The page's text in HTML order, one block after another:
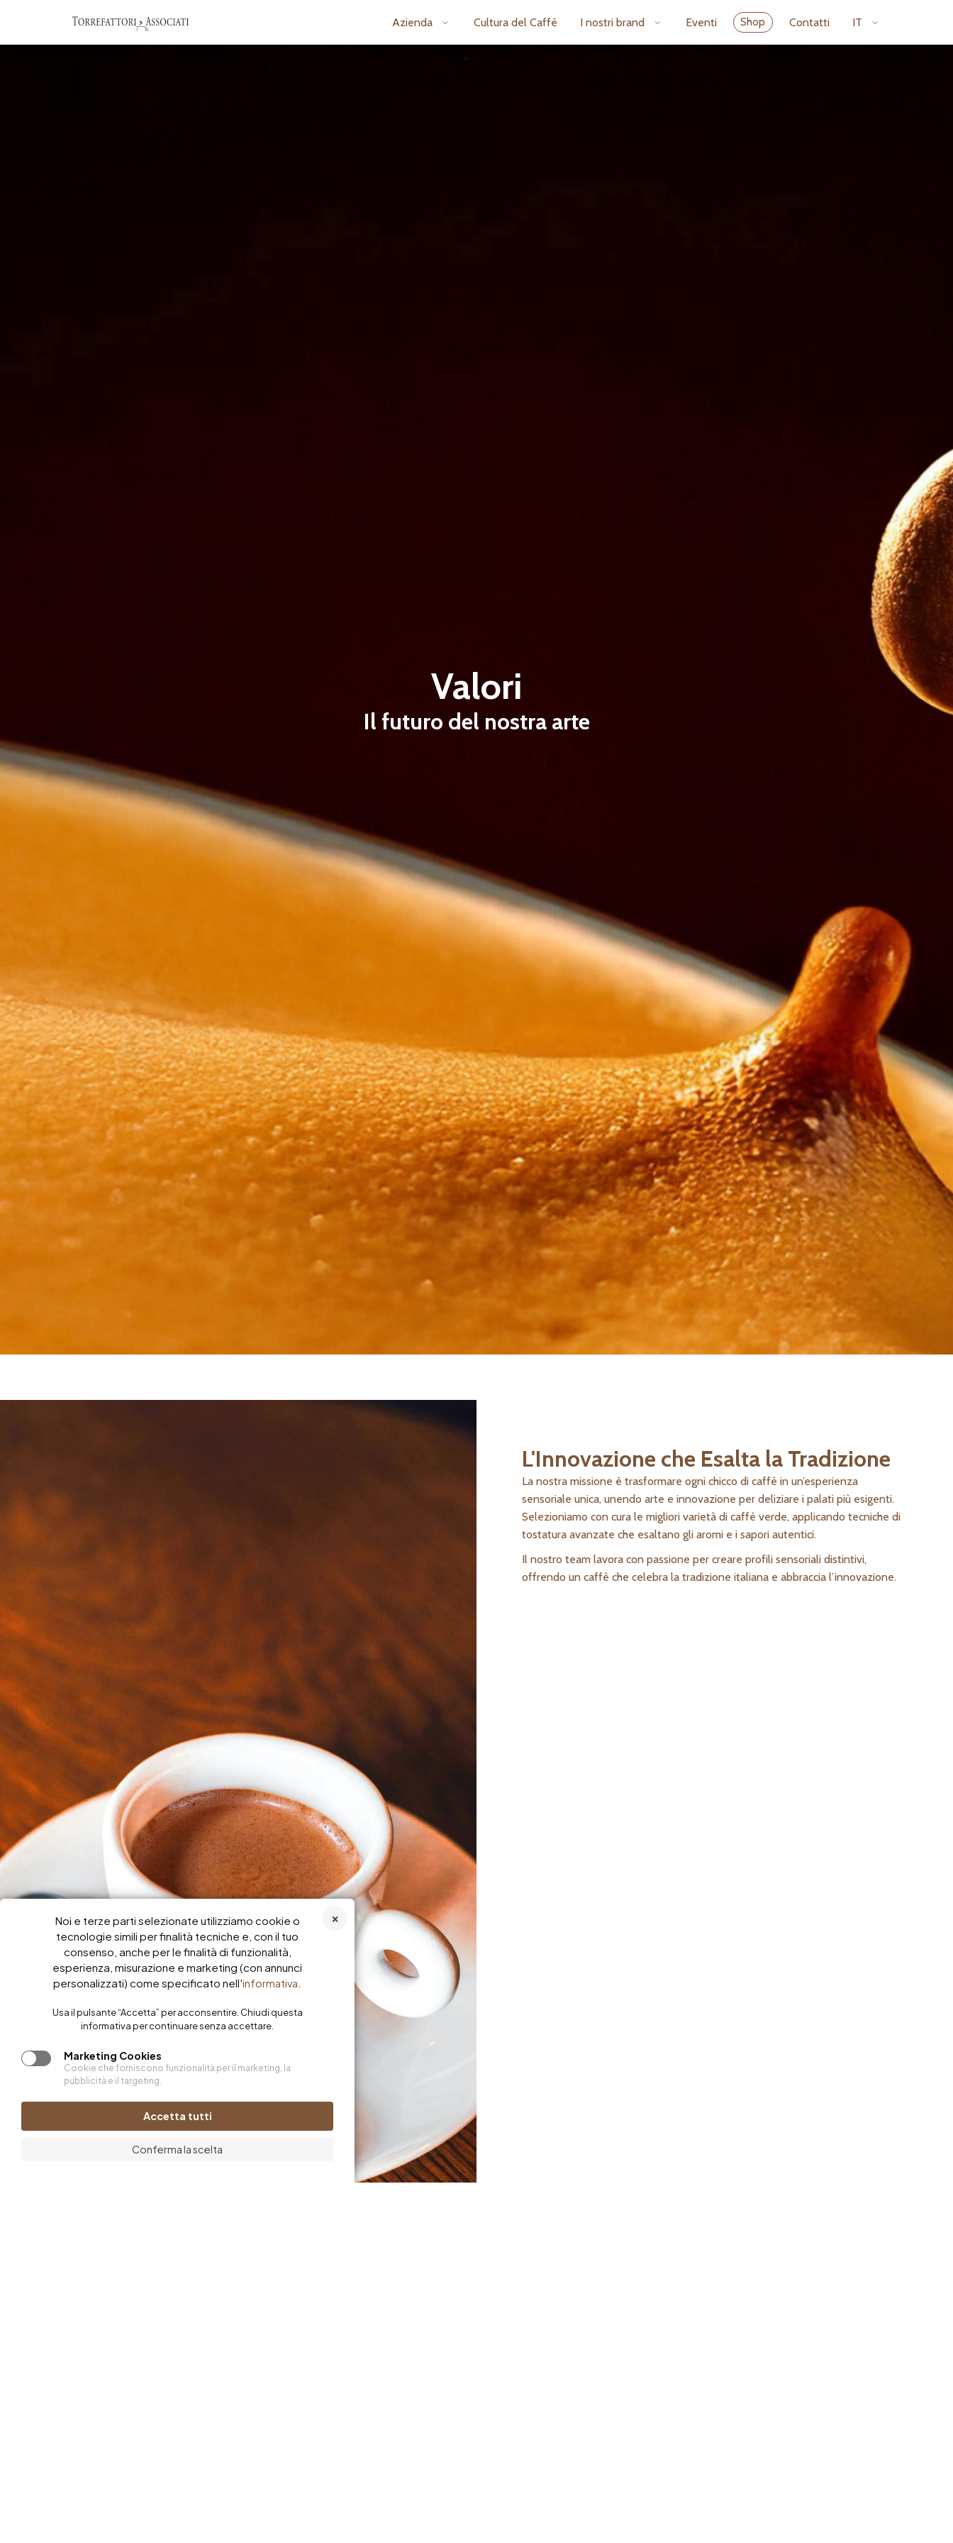
Azienda Cultura del Caffè I nostri brand Eventi Shop Contatti IT
Valori
Il futuro del nostra arte
L'Innovazione che Esalta la Tradizione
La nostra missione è trasformare ogni chicco di caffè in un’esperienza
sensoriale unica, unendo arte e innovazione per deliziare i palati più esigenti.
Selezioniamo con cura le migliori varietà di caffè verde, applicando tecniche di
tostatura avanzate che esaltano gli aromi e i sapori autentici.
Il nostro team lavora con passione per creare profili sensoriali distintivi,
offrendo un caffè che celebra la tradizione italiana e abbraccia l’innovazione.
Noi e terze parti selezionate utilizziamo cookie o
tecnologie simili per finalità tecniche e, con il tuo
consenso, anche per le finalità di funzionalità,
esperienza, misurazione e marketing (con annunci
personalizzati) come specificato nell'informativa
Usa il pulsante “Accetta” per acconsentire. Chiudi questa
informativa per continuare senza accettare.
Marketing Cookies
Cookie che forniscono funzionalità per il marketing, la
pubblicità e il targeting.
Accetta tutti
Conferma la scelta